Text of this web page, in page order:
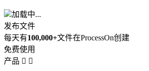
加载中...
发布文件
每天有100,000+文件在ProcessOn创建
免费使用
产品  